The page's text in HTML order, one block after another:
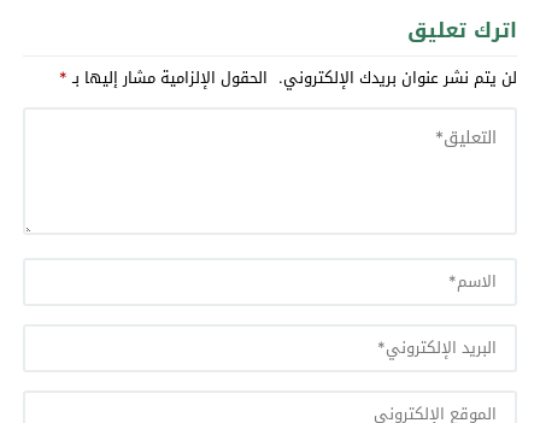
اترك تعليق
لن يتم نشر عنوان بريدك الإلكتروني. الحقول الإلزامية مشار إليها بـ*